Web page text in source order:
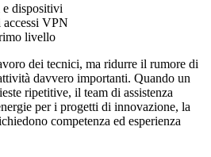
dispositivi
accessi VPN
livello
dei tecnici, ma ridurre il rumore di
davvero importanti. Quando un
ripetitive, il team di assistenza
per i progetti di innovazione, la
competenza ed esperienza